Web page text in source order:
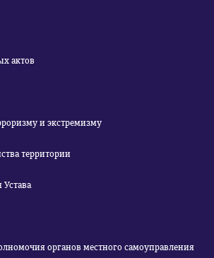
актов
и экстремизму
территории
Устава
органов местного самоуправления